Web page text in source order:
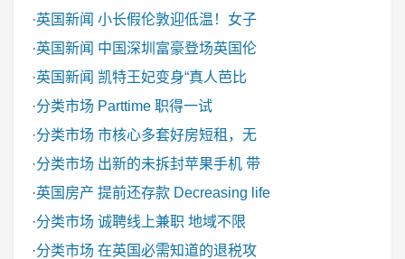
·英国新闻 小长假伦敦迎低温！女子
·英国新闻 中国深圳富豪登场英国伦
·英国新闻 凯特王妃变身“真人芭比
·分类市场 Parttime 职得一试
·分类市场 市核心多套好房短租，无
·分类市场 出新的未拆封苹果手机 带
·英国房产 提前还存款 Decreasing life
·分类市场 诚聘线上兼职 地域不限
·分类市场 在英国必需知道的退税攻